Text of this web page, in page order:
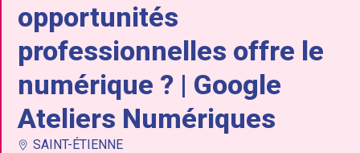
opportunités
professionnelles offre le
numérique ? | Google
Ateliers Numériques
SAINT-ÉTIENNE